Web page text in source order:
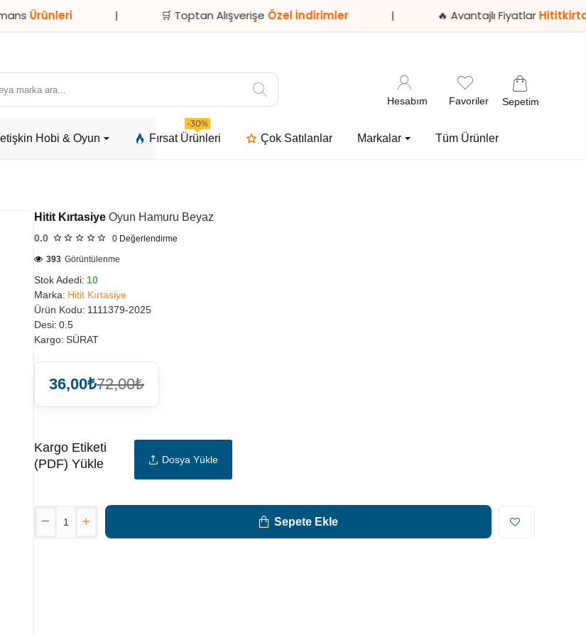
| 🛒 Toptan AlışverişeÖzel İndirimler | 🔥 Avantajlı Fiyatlar
Hesabım Favoriler Sepetim
Hobi & Oyun Fırsat Ürünleri
-30%
Çok Satılanlar Markalar Tüm Ürünler
Hitit Kırtasiye Oyun Hamuru Beyaz
0.0 0 Değerlendirme
Stok Adedi: 10
Marka: Hitit Kırtasiye
Ürün Kodu: 1111379-2025
Desi: 0.5
Kargo: SÜRAT
393 Görüntülenme
36,00₺72,00₺
Kargo Etiketi
(PDF) Yükle
Dosya Yükle
Sepete Ekle